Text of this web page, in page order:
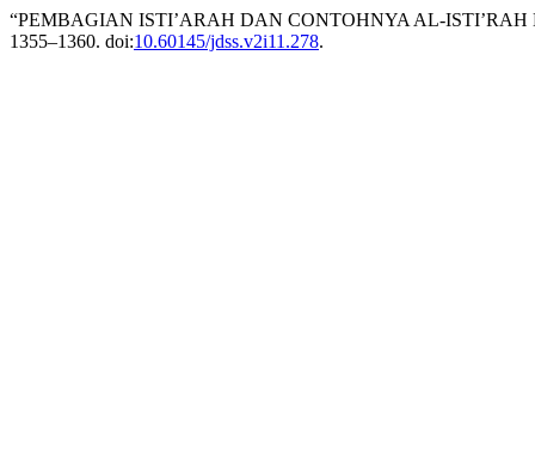
“PEMBAGIAN ISTI’ARAH DAN CONTOHNYA AL-
1355–1360. doi:10.60145/jdss.v2i11.278.